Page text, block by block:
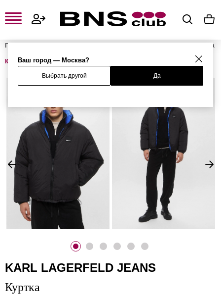
Ваш город — Москва?
Выбрать другой Да
Главная
Мужская одежда
Куртка
KARL LAGERFELD JEANS
Куртка